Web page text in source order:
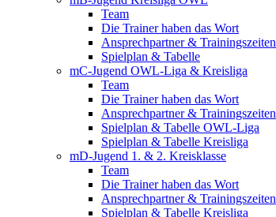
Team
Die Trainer haben das Wort
Ansprechpartner & Trainingszeiten
Spielplan & Tabelle
mC-Jugend OWL-Liga & Kreisliga
Team
Die Trainer haben das Wort
Ansprechpartner & Trainingszeiten
Spielplan & Tabelle OWL-Liga
Spielplan & Tabelle Kreisliga
mD-Jugend 1. & 2. Kreisklasse
Team
Die Trainer haben das Wort
Ansprechpartner & Trainingszeiten
Spielplan & Tabelle Kreisliga